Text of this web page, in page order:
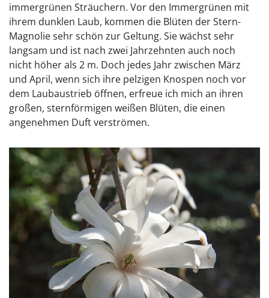
immergrünen Sträuchern. Vor den Immergrünen mit
ihrem dunklen Laub, kommen die Blüten der Stern-
Magnolie sehr schön zur Geltung. Sie wächst sehr
langsam und ist nach zwei Jahrzehnten auch noch
nicht höher als 2 m. Doch jedes Jahr zwischen März
und April, wenn sich ihre pelzigen Knospen noch vor
dem Laubaustrieb öffnen, erfreue ich mich an ihren
großen, sternförmigen weißen Blüten, die einen
angenehmen Duft verströmen.